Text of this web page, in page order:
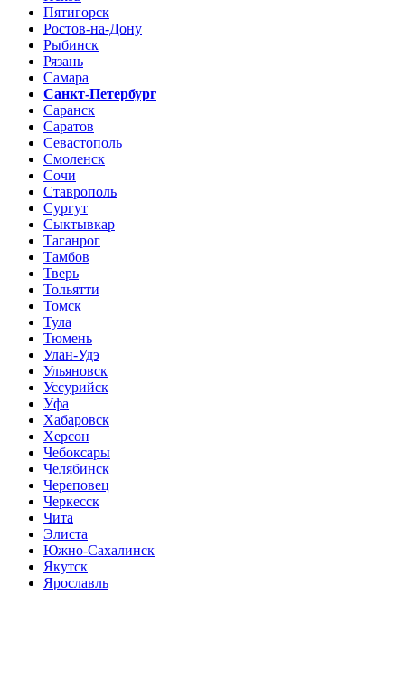
Пятигорск
Ростов-на-Дону
Рыбинск
Рязань
Самара
Санкт-Петербург
Саранск
Саратов
Севастополь
Смоленск
Сочи
Ставрополь
Сургут
Сыктывкар
Таганрог
Тамбов
Тверь
Тольятти
Томск
Тула
Тюмень
Улан-Удэ
Ульяновск
Уссурийск
Уфа
Хабаровск
Херсон
Чебоксары
Челябинск
Череповец
Черкесск
Чита
Элиста
Южно-Сахалинск
Якутск
Ярославль